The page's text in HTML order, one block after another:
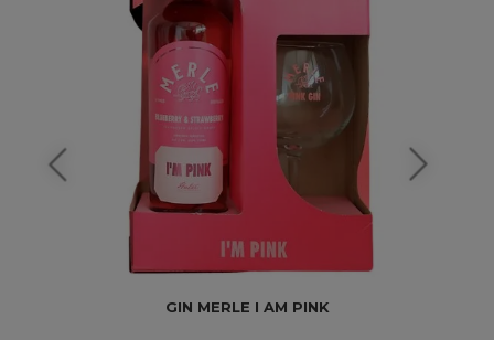
GIN MERLE I AM PINK